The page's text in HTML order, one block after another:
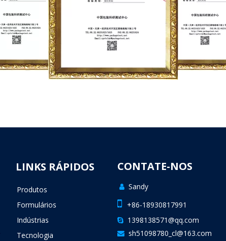
LINKS RÁPIDOS
Produtos
Formulários
Indústrias
Tecnologia
CONTATE-NOS
 Sandy
 +86-18930817991
 1398138571@qq.com
 sh51098780_cl@163.com